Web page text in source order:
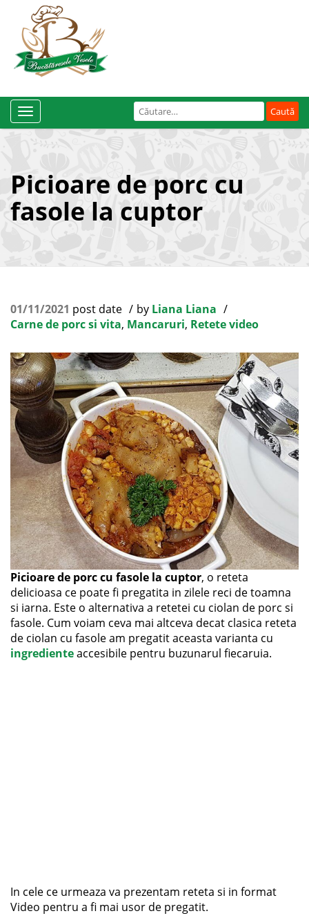
Caută
după:
Toggle
Navigation
Picioare de porc cu
fasole la cuptor
01/11/2021 post date by Liana Liana
Carne de porc si vita, Mancaruri, Retete video
Picioare de porc cu fasole la cuptor, o reteta
delicioasa ce poate fi pregatita in zilele reci de toamna
si iarna. Este o alternativa a retetei cu ciolan de porc si
fasole. Cum voiam ceva mai altceva decat clasica reteta
de ciolan cu fasole am pregatit aceasta varianta cu
ingredienteaccesibile pentru buzunarul fiecaruia.
In cele ce urmeaza va prezentam reteta si in format
Video pentru a fi mai usor de pregatit.